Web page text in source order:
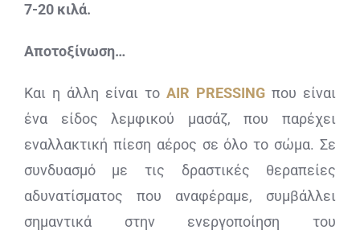
7-20 κιλά.
Αποτοξίνωση…
Και η άλλη είναι τοAIR PRESSING που είναι
ένα είδος λεμφικού μασάζ, που παρέχει
εναλλακτική πίεση αέρος σε όλο το σώμα. Σε
συνδυασμό με τις δραστικές θεραπείες
αδυνατίσματος που αναφέραμε, συμβάλλει
σημαντικά στην ενεργοποίηση του